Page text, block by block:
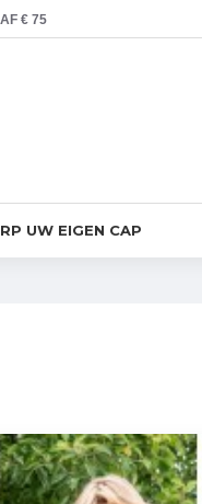
€ 75
UW EIGEN CAP